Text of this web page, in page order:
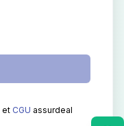
et CGU assurdeal